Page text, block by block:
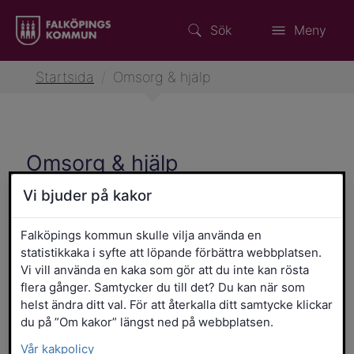
Sök Meny
Startsida Omsorg & hjälp
Omsorg & hjälp
Aktiviteter för Senior
Falköping
Vi bjuder på kakor
Falköpings kommun skulle vilja använda en
statistikkaka i syfte att löpande förbättra webbplatsen.
Vi vill använda en kaka som gör att du inte kan rösta
flera gånger. Samtycker du till det? Du kan när som
helst ändra ditt val. För att återkalla ditt samtycke klickar
du på ”Om kakor” längst ned på webbplatsen.
Vår kakpolicy